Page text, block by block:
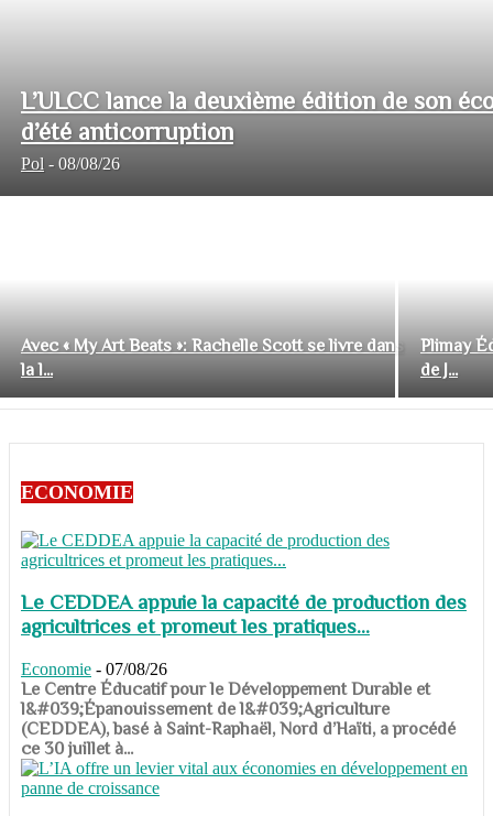
L’ULCC lance la deuxième édition de son
d’été anticorruption
Pol - 08/08/26
Avec « My Art Beats »: Rachelle Scott se livre dans
la l...
Plimay
de J...
ECONOMIE
Le CEDDEA appuie la capacité de production des
agricultrices et promeut les pratiques...
Economie - 07/08/26
​​​​​​​Le Centre Éducatif pour le Développement Durable et
l&#039;Épanouissement de l&#039;Agriculture
(CEDDEA), basé à Saint-Raphaël, Nord d’Haïti, a procédé
ce 30 juillet à...